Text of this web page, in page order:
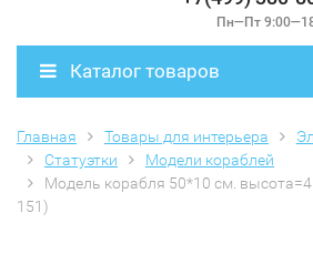
Пн—Пт
Каталог товаров
Главная Товары для интерьера
Статуэтки
Модели кораблей
Модель корабля 50*10 см.
151)